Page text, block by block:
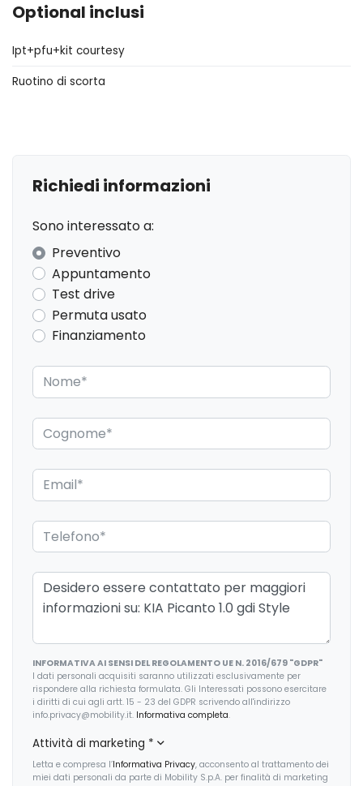
Alette parasole
Alzacristalli elettrici anteriori e posteriori
Bluetooth®
Chiusura centralizzata
Cromature esterne
Cromature interne
Display multifunzione
ESC / Electronic Stability Control
Fari a led
Fari con accensione automatica
Fari posteriori a led
Garanzie
Illuminazione bagagliaio
Inserti in acciaio esterni
Interni personalizzazione colori
Kit riparazione pneumatici / tirefit
Limitatore di velocità
Maniglie esterne in tinta
Optional inclusi
Ipt+pfu+kit courtesy
Ruotino di scorta
Richiedi informazioni
Sono interessato a:
Preventivo
Appuntamento
Test drive
Permuta usato
Finanziamento
INFORMATIVA AI SENSI DEL REGOLAMENTO UE N. 2016/679 "GDPR"
I dati personali acquisiti saranno utilizzati esclusivamente per
rispondere alla richiesta formulata. Gli Interessati possono esercitare
i diritti di cui agli artt. 15 - 23 del GDPR scrivendo all'indirizzo
info.privacy@mobility.it. Informativa completa.
Attività di marketing *
Letta e compresa l’Informativa Privacy, acconsento al trattamento dei
miei dati personali da parte di Mobility S.p.A. per finalità di marketing